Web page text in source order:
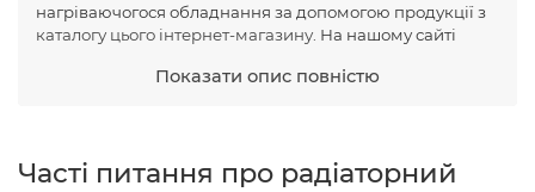
нагріваючогося обладнання за допомогою продукції з
каталогу цього інтернет-магазину . На нашому сайті
радіаторних профілів, розроблених з урахуванням
стане опорою для безпроблемної багаторічної роботи
Показати опис повністю
Часті питання про радіаторний